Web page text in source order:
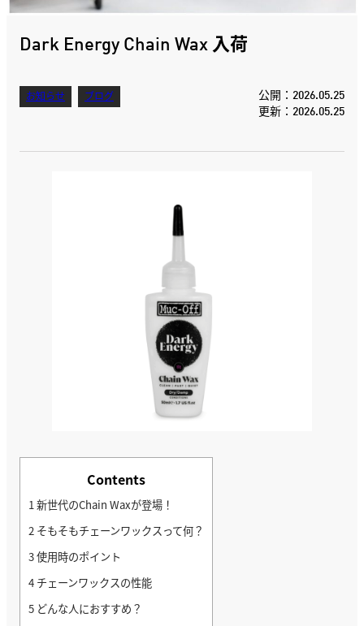
Dark Energy Chain Wax 入荷
お知らせ ブログ
公開：2026.05.25
更新：2026.05.25
Contents
1新世代のChain Waxが登場！
2 そもそもチェーンワックスって何？
3使用時のポイント
4 チェーンワックスの性能
5 どんな人におすすめ？